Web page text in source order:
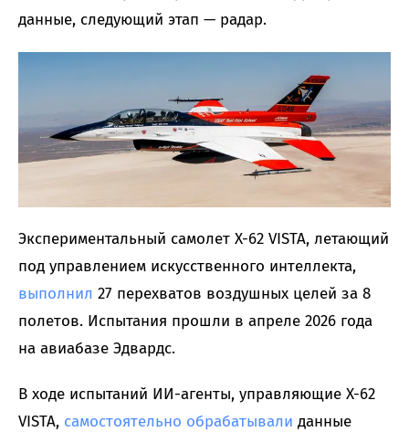
данные, следующий этап — радар.
Экспериментальный самолет X-62 VISTA, летающий
под управлением искусственного интеллекта,
выполнил 27 перехватов воздушных целей за 8
полетов. Испытания прошли в апреле 2026 года
на авиабазе Эдвардс.
В ходе испытаний ИИ-агенты, управляющие X-62
VISTA, самостоятельно обрабатывали данные